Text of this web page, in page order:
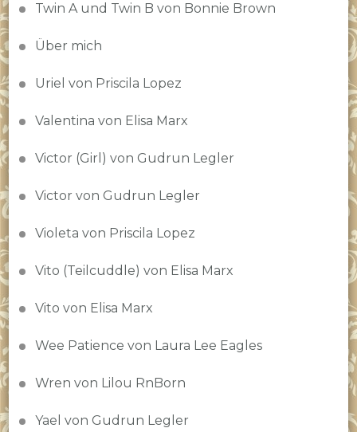
Twin A und Twin B von Bonnie Brown
Über mich
Uriel von Priscila Lopez
Valentina von Elisa Marx
Victor (Girl) von Gudrun Legler
Victor von Gudrun Legler
Violeta von Priscila Lopez
Vito (Teilcuddle) von Elisa Marx
Vito von Elisa Marx
Wee Patience von Laura Lee Eagles
Wren von Lilou RnBorn
Yael von Gudrun Legler